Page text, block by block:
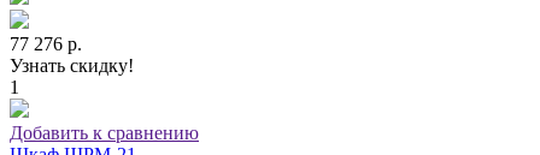
77 276 р.
Узнать скидку!
1
Добавить к сравнению